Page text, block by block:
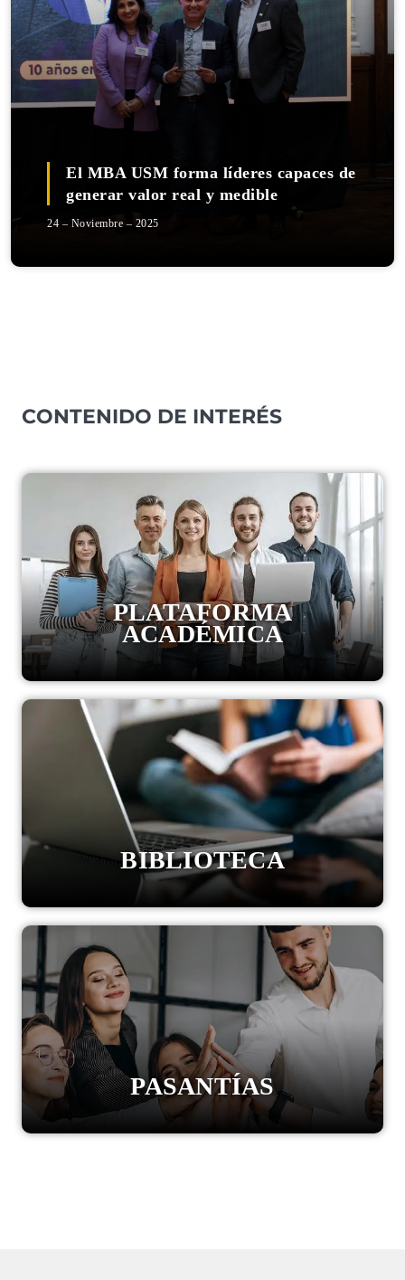
El MBA USM forma líderes capaces de
generar valor real y medible
24 – Noviembre – 2025
CONTENIDO DE INTERÉS
PLATAFORMA
ACADÉMICA
BIBLIOTECA
PASANTÍAS